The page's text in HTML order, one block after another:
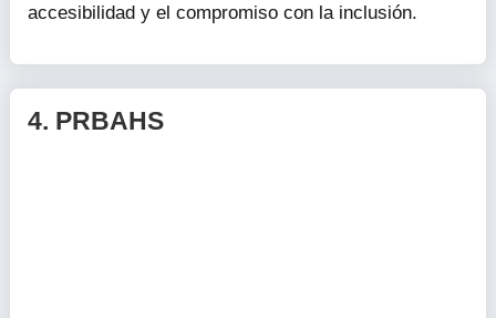
accesibilidad y el compromiso con la inclusión.
4. PRBAHS